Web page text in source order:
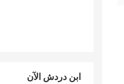
ابن دردش الآن